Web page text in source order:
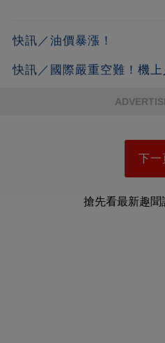
快訊／油價暴漲！
快訊／國際嚴重空難！機
下一
搶先看最新趣聞